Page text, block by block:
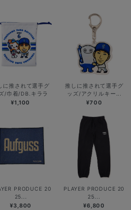
に推されて選手グ
/巾着/DB.キララ
¥1,100
推しに推されて選手グ
ッズ/アクリルキー...
¥700
PRODUCE 20
25...
¥3,800
PLAYER PRODUCE 20
25...
¥6,800